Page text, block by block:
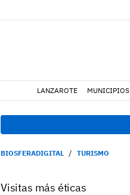
LANZAROTE MUNICIPIOS
BIOSFERADIGITAL TURISMO
Visitas más éticas